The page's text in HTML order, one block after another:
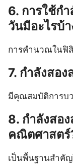
6. การใช้กํ
วันมีอะไรบ้า
การคำนวณในฟิ
7. กําลังสอ
มีคุณสมบัติการบ
8. กําลังสอ
คณิตศาสตร์
เป็นพื้นฐานสำคั